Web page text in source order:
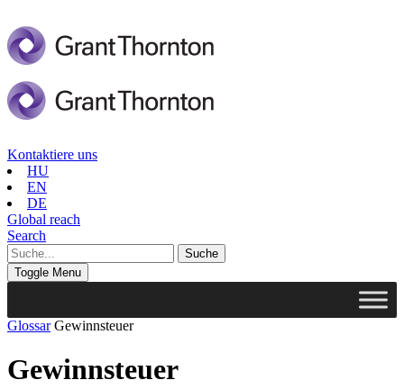
Kontaktiere uns
HU
EN
DE
Global reach
Search
Toggle Menu
Glossar Gewinnsteuer
Gewinnsteuer